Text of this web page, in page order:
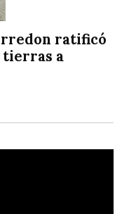
ratificó
tierras a